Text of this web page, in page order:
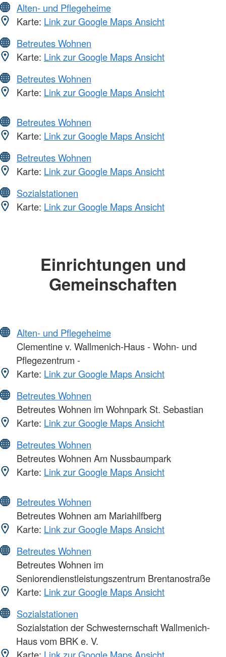
Alten- und Pflegeheime
Karte: Link zur Google Maps Ansicht
Betreutes Wohnen
Karte: Link zur Google Maps Ansicht
Betreutes Wohnen
Karte: Link zur Google Maps Ansicht
Betreutes Wohnen
Karte: Link zur Google Maps Ansicht
Betreutes Wohnen
Karte: Link zur Google Maps Ansicht
Sozialstationen
Karte: Link zur Google Maps Ansicht
Einrichtungen und
Gemeinschaften
Alten- und Pflegeheime
Clementine v. Wallmenich-Haus - Wohn- und
Pflegezentrum -
Karte: Link zur Google Maps Ansicht
Betreutes Wohnen
Betreutes Wohnen im Wohnpark St. Sebastian
Karte: Link zur Google Maps Ansicht
Betreutes Wohnen
Betreutes Wohnen Am Nussbaumpark
Karte: Link zur Google Maps Ansicht
Betreutes Wohnen
Betreutes Wohnen am Mariahilfberg
Karte: Link zur Google Maps Ansicht
Betreutes Wohnen
Betreutes Wohnen im
Seniorendienstleistungszentrum Brentanostraße
Karte: Link zur Google Maps Ansicht
Sozialstationen
Sozialstation der Schwesternschaft Wallmenich-
Haus vom BRK e. V.